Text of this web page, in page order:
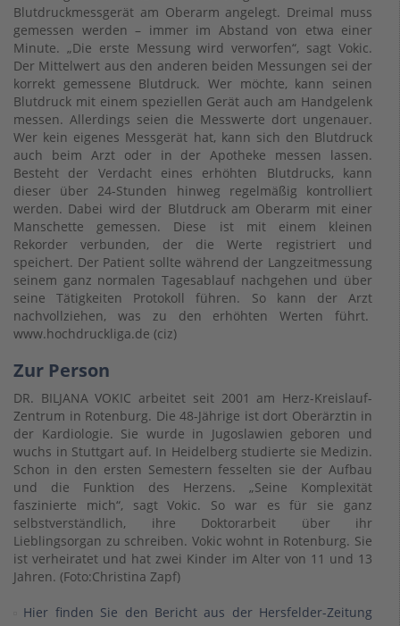
Blutdruckmessgerät am Oberarm angelegt. Dreimal muss
gemessen werden – immer im Abstand von etwa einer
Minute. „Die erste Messung wird verworfen“, sagt Vokic.
Der Mittelwert aus den anderen beiden Messungen sei der
korrekt gemessene Blutdruck. Wer möchte, kann seinen
Blutdruck mit einem speziellen Gerät auch am Handgelenk
messen. Allerdings seien die Messwerte dort ungenauer.
Wer kein eigenes Messgerät hat, kann sich den Blutdruck
auch beim Arzt oder in der Apotheke messen lassen.
Besteht der Verdacht eines erhöhten Blutdrucks, kann
dieser über 24-Stunden hinweg regelmäßig kontrolliert
werden. Dabei wird der Blutdruck am Oberarm mit einer
Manschette gemessen. Diese ist mit einem kleinen
Rekorder verbunden, der die Werte registriert und
speichert. Der Patient sollte während der Langzeitmessung
seinem ganz normalen Tagesablauf nachgehen und über
seine Tätigkeiten Protokoll führen. So kann der Arzt
nachvollziehen, was zu den erhöhten Werten führt.
www.hochdruckliga.de (ciz)
Zur Person
DR. BILJANA VOKIC arbeitet seit 2001 am Herz-Kreislauf-
Zentrum in Rotenburg. Die 48-Jährige ist dort Oberärztin in
der Kardiologie. Sie wurde in Jugoslawien geboren und
wuchs in Stuttgart auf. In Heidelberg studierte sie Medizin.
Schon in den ersten Semestern fesselten sie der Aufbau
und die Funktion des Herzens. „Seine Komplexität
faszinierte mich“, sagt Vokic. So war es für sie ganz
selbstverständlich, ihre Doktorarbeit über ihr
Lieblingsorgan zu schreiben. Vokic wohnt in Rotenburg. Sie
ist verheiratet und hat zwei Kinder im Alter von 11 und 13
Jahren. (Foto:Christina Zapf)
Hier finden Sie den Bericht aus der Hersfelder-Zeitung